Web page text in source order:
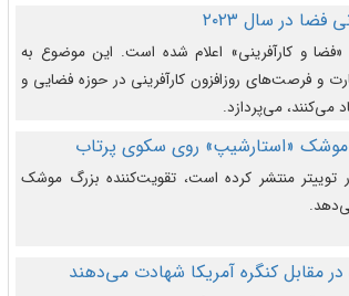
در سال ۲۰۲۳
موضوع هفته جهانی فضا در سال ۲۰۲۳ «فضا و کارآفرینی» اعلام شده است. این موضوع به
و فرصت‌های روزافزون کارآفرینی در حوزه فضایی و
می‌کنند، می‌پردازد.
«استارشیپ» روی سکوی پرتاب
منتشر کرده است، تقویت‌کننده بزرگ موشک
مقابل کنگره آمریکا شهادت می‌دهند